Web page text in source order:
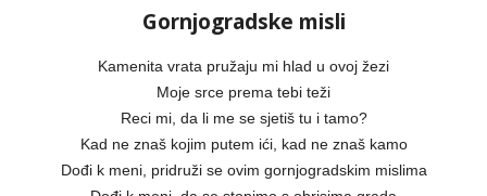
Gornjogradske misli
Kamenita vrata pružaju mi hlad u ovoj žezi
Moje srce prema tebi teži
Reci mi, da li me se sjetiš tu i tamo?
Kad ne znaš kojim putem ići, kad ne znaš kamo
Dođi k meni, pridruži se ovim gornjogradskim mislima